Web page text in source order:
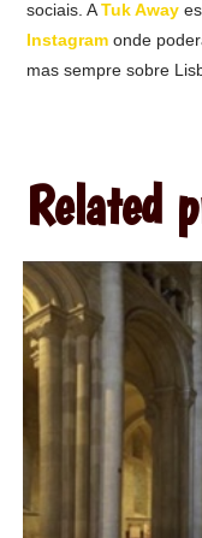
sociais. ATuk Away
Instagram onde
mas sempre sobre
Related